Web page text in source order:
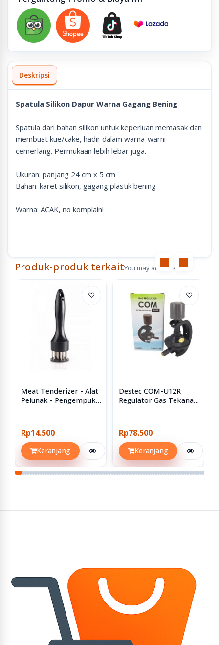
Deskripsi
Spatula Silikon Dapur Warna Gagang Bening
Spatula dari bahan silikon untuk keperluan memasak dan
membuat kue/cake, hadir dalam warna-warni
cemerlang. Permukaan lebih lebar juga.
Ukuran: panjang 24 cm x 5 cm
Bahan: karet silikon, gagang plastik bening
Warna: ACAK, no komplain!
Produk-produk terkaitYou may also like
♡
Meat Tenderizer - Alat
Pelunak - Pengempuk
Rp14.500
Keranjang
♡
Destec COM-U12R
Regulator Gas Tekanan
Rp78.500
Keranjang